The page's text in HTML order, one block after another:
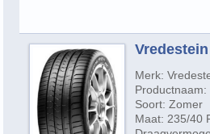
Merk:
Soort: Zomer
Maat: 235/40